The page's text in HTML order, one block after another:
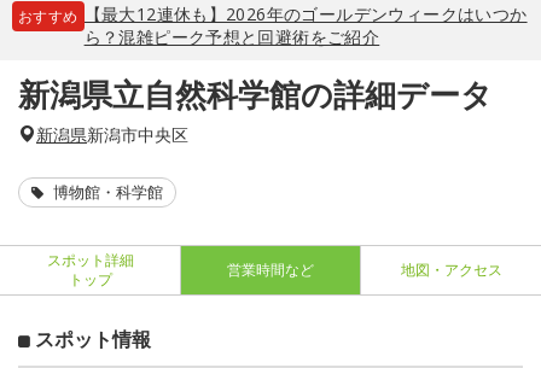
おすすめ
【最大12連休も】2026年のゴールデンウィークはいつか
ら？混雑ピーク予想と回避術をご紹介
新潟県立自然科学館の詳細データ
新潟県新潟市中央区
博物館・科学館
スポット詳細
トップ
営業時間など 地図・アクセス
スポット情報